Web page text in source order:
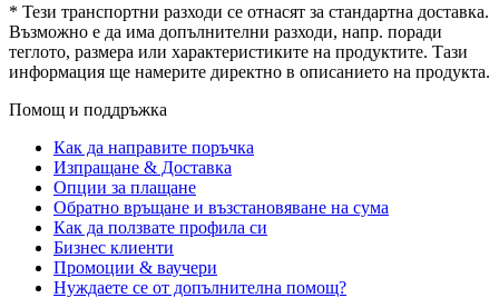
* Тези транспортни разходи се отнасят за стандартна доставка.
Възможно е да има допълнителни разходи, напр. поради
теглото, размера или характеристиките на продуктите. Тази
информация ще намерите директно в описанието на продукта.
Помощ и поддръжка
Как да направите поръчка
Изпращане & Доставка
Опции за плащане
Обратно връщане и възстановяване на сума
Как да ползвате профила си
Бизнес клиенти
Промоции & ваучери
Нуждаете се от допълнителна помощ?